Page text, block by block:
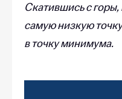
Скатившись с
самую низкую
в точку минимума.